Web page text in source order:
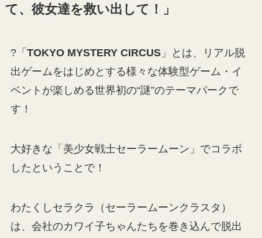
て、彼女達を救い出して！」
?「 TOKYO MYSTERY CIRCUS」とは、リアル脱
出ゲームをはじめとする様々な体験型ゲーム・イ
ベントが楽しめる世界初の“謎”のテーマパークで
す！
大好きな「美少女戦士セーラームーン」でコラボ
したということで！
わたくしセラクラ（セーラームーンクラスタ）
は、会社のカワイ子ちゃんたちを巻き込んで脱出